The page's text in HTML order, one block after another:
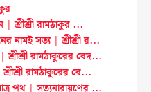
| শ্রীশ্রী রামঠাকুর ...
নামই সত্য | শ্রীশ্রী র...
রামঠাকুরের বেদ...
রামঠাকুরের বে...
পথ | সত্যনারায়ণের ...